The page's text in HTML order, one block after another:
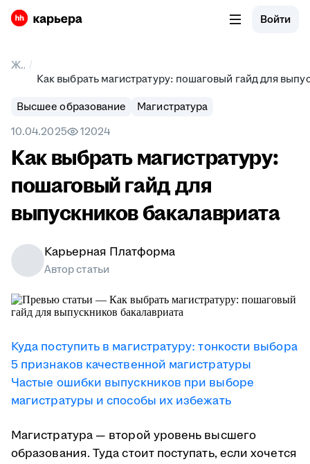
Войти
Журнал /
Как выбрать магистратуру: пошаговый гайд для
Высшее образование Магистратура
10.04.2025 12024
Как выбрать магистратуру:
пошаговый гайд для
выпускников бакалавриата
Карьерная Платформа
Автор статьи
Куда поступить в магистратуру: тонкости выбора
5 признаков качественной магистратуры
Частые ошибки выпускников при выборе
магистратуры и способы их избежать
Магистратура — второй уровень высшего
образования. Туда стоит поступать, если хочется